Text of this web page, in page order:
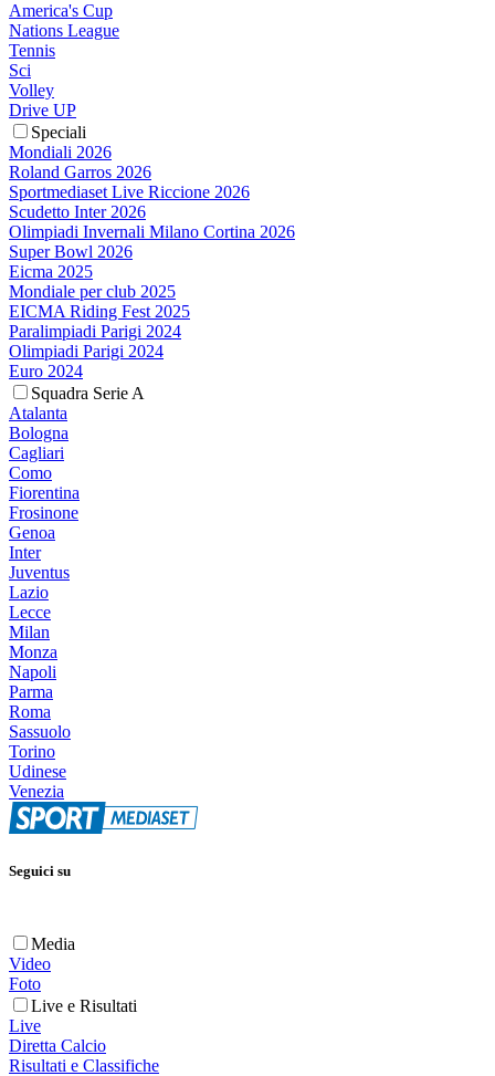
America's Cup
Nations League
Tennis
Sci
Volley
Drive UP
Speciali
Mondiali 2026
Roland Garros 2026
Sportmediaset Live Riccione 2026
Scudetto Inter 2026
Olimpiadi Invernali Milano Cortina 2026
Super Bowl 2026
Eicma 2025
Mondiale per club 2025
EICMA Riding Fest 2025
Paralimpiadi Parigi 2024
Olimpiadi Parigi 2024
Euro 2024
Squadra Serie A
Atalanta
Bologna
Cagliari
Como
Fiorentina
Frosinone
Genoa
Inter
Juventus
Lazio
Lecce
Milan
Monza
Napoli
Parma
Roma
Sassuolo
Torino
Udinese
Venezia
Seguici su
Media
Video
Foto
Live e Risultati
Live
Diretta Calcio
Risultati e Classifiche